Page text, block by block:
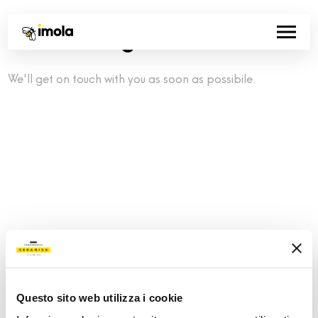
Questo sito web utilizza i cookie
Your message has been sent.
We'll get on touch with you as soon as possibile.